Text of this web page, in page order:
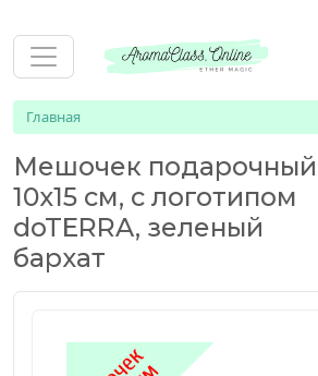
Главная
Мешочек
10х15 см, с логотипом
doTERRA, зеленый
бархат